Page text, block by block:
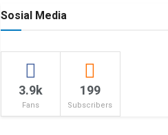
Sosial Media
3.9k
Fans
199
Subscribers